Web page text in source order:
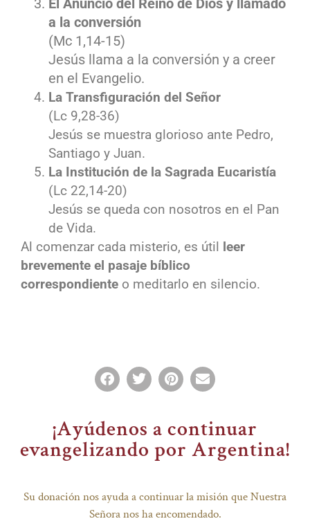
El Anuncio del Reino de Dios y llamado
a la conversión
(Mc 1,14-15)
Jesús llama a la conversión y a creer
en el Evangelio.
La Transfiguración del Señor
(Lc 9,28-36)
Jesús se muestra glorioso ante Pedro,
Santiago y Juan.
La Institución de la Sagrada Eucaristía
(Lc 22,14-20)
Jesús se queda con nosotros en el Pan
de Vida.
Al comenzar cada misterio, es útil leer
brevemente el pasaje bíblico
correspondiente o meditarlo en silencio.
¡Ayúdenos a continuar
evangelizando por Argentina!
Su donación nos ayuda a continuar la misión que Nuestra
Señora nos ha encomendado.